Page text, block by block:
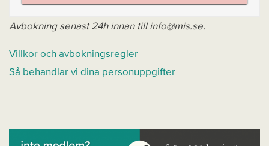
Avbokning senast 24h innan till info@mis.se.
Villkor och avbokningsregler
Så behandlar vi dina personuppgifter